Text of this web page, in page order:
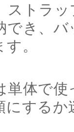
ストラ
でき、
。
単体で
にする